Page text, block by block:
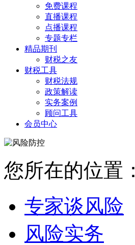
免费课程
直播课程
点播课程
专题专栏
精品期刊
财税之友
财税工具
财税法规
政策解读
实务案例
顾问工具
会员中心
您所在的位置：
专家谈风险
风险实务